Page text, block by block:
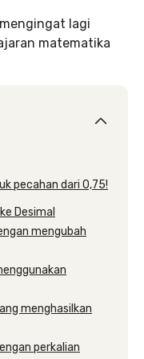
lagi
matematika
pecahan dari 0,75!
Desimal
mengubah
menghasilkan
perkalian